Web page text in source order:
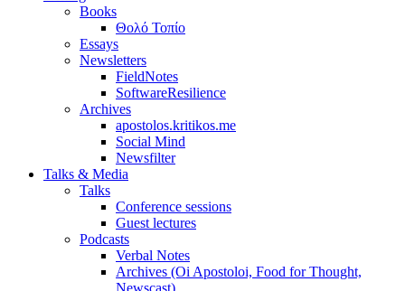
Books
Θολό Τοπίο
Essays
Newsletters
FieldNotes
SoftwareResilience
Archives
apostolos.kritikos.me
Social Mind
Newsfilter
Talks & Media
Talks
Conference sessions
Guest lectures
Podcasts
Verbal Notes
Archives (Oi Apostoloi, Food for Thought,
Newscast)